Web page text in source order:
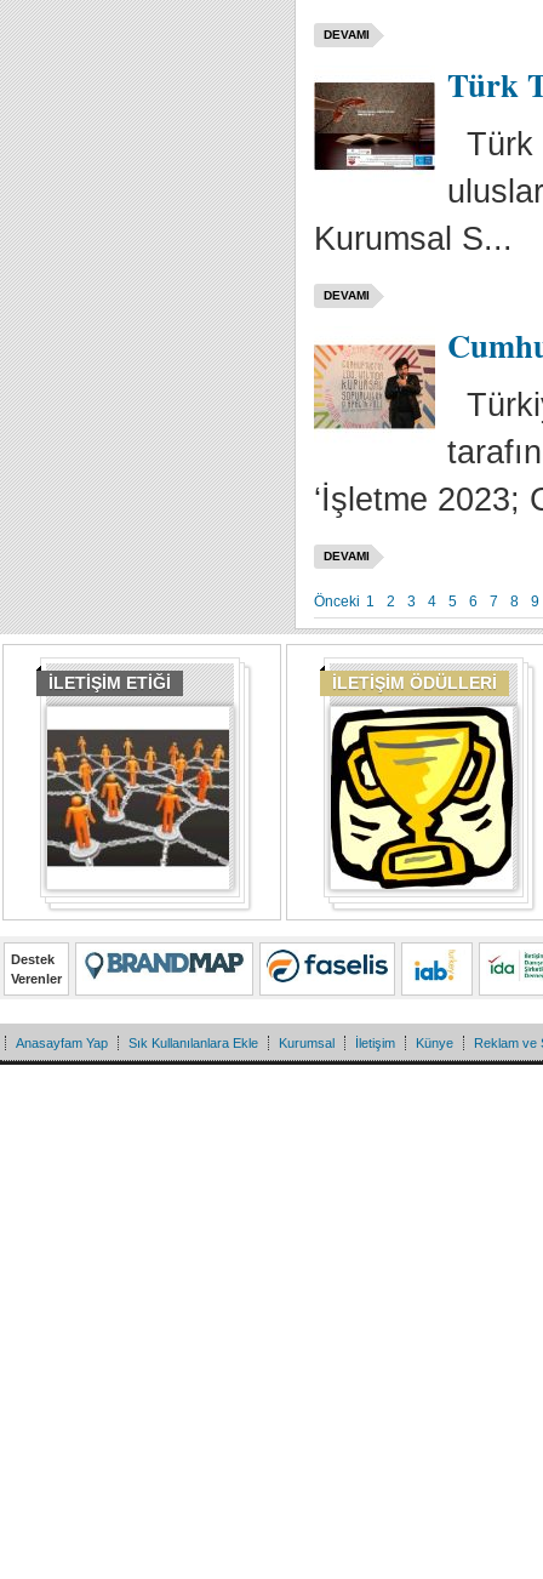
DEVAMI
Türk
Türk
Kurumsal S...
DEVAMI
‘İşletme 2023;
DEVAMI
Önceki 1 2 3 4 5 6 7 8 9
İLETİŞİM ETİĞİ İLETİŞİM ÖDÜLLERİ
Destek
Verenler
Anasayfam Yap Sık Kullanılanlara Ekle Kurumsal İletişim Künye Reklam ve